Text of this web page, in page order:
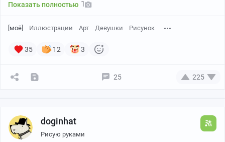
Канал автора
Показать полностью 1
[моё] Иллюстрации Арт Девушки Рисунок
35 12 3
25 225
doginhat
Рисую руками